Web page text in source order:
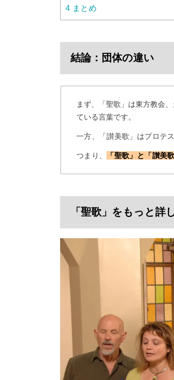
4 まとめ
結論：団体の違い
まず、「聖歌」は東方教会
ている言葉です。
一方、「讃美歌」はプロテ
つまり、 「聖歌」と「讃美
「聖歌」をもっと詳